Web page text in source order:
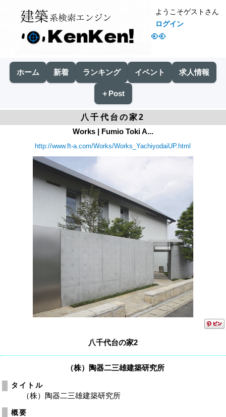
👀
ようこそゲストさん
ログイン
ホーム 新着 ランキング イベント 求人情報
＋Post
八千代台の家2
Works | Fumio Toki A...
http://www.ft-a.com/Works/Works_YachiyodaiUP.html
八千代台の家2
（株）陶器二三雄建築研究所
タイトル
（株）陶器二三雄建築研究所
概要